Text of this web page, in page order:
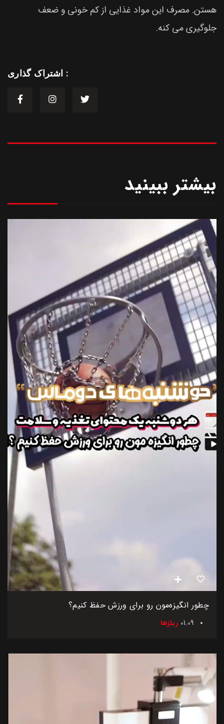
هستن. مصرف این مواد غذایی از کم خونی و ضعف
جلوگیری می کنه.
اشتراک گذاری :
بیشتر ببینید
چطور انگیزه‌مون رو برای ورزش حفظ کنیم؟
01.09 ریلزها